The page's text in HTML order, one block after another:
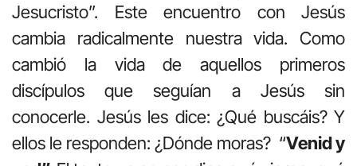
Jesucristo”. Este encuentro con Jesús
cambia radicalmente nuestra vida. Como
cambió la vida de aquellos primeros
discípulos que seguían a Jesús sin
conocerle. Jesús les dice: ¿Qué buscáis? Y
ellos le responden: ¿Dónde moras? “Venid y